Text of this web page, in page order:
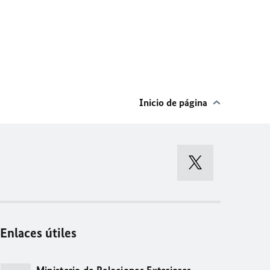
Inicio de página
Enlaces útiles